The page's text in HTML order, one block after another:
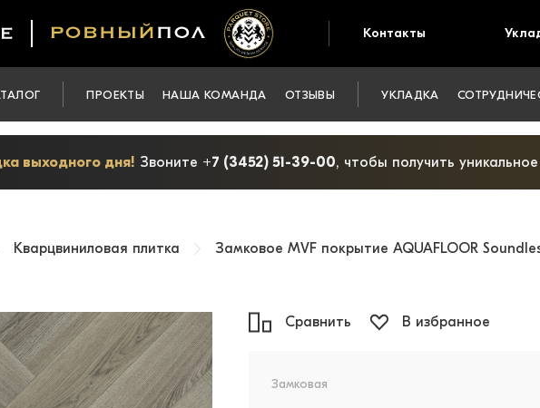
Контакты
ПРОЕКТЫ НАША КОМАНДА ОТЗЫВЫ УКЛАДКА
выходного дня! Звоните +7 (3452) 51-39-00, чтобы получить
Кварцвиниловая плитка Замковое MVF покрытие AQUAFLOOR
Сравнить В избранное
Замковая